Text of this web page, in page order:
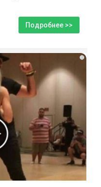
Подробнее >>
i